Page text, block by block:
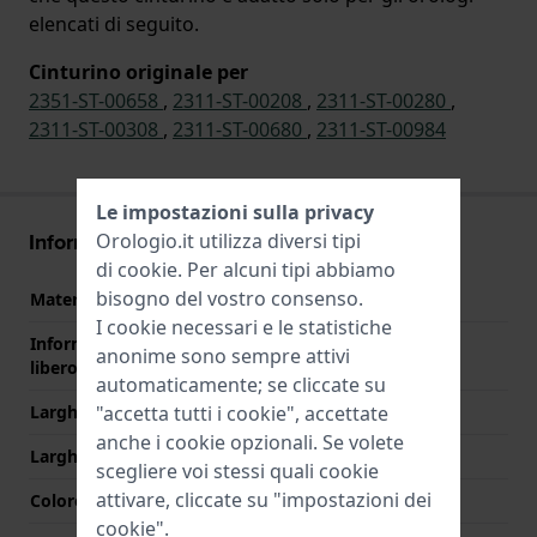
elencati di seguito.
Cinturino originale per
2351-ST-00658 , 2311-ST-00208 , 2311-ST-00280 ,
2311-ST-00308 , 2311-ST-00680 , 2311-ST-00984
Informazioni sul cinturino
Materiale Cinturino
Acciaio inox
Informazioni extra (testo
libero)
Larghezza cinturino
18 mm
Larghezza tra Anse
18 mm
Colore cinturino
Argento
Le impostazioni sulla privacy
Orologio.it utilizza diversi tipi
di cookie. Per alcuni tipi abbiamo
bisogno del vostro consenso.
I cookie necessari e le statistiche
anonime sono sempre attivi
automaticamente; se cliccate su
"accetta tutti i cookie", accettate
anche i cookie opzionali. Se volete
scegliere voi stessi quali cookie
attivare, cliccate su "impostazioni dei
cookie".